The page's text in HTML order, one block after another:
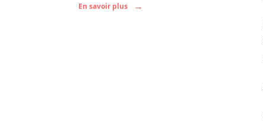
En savoir plus